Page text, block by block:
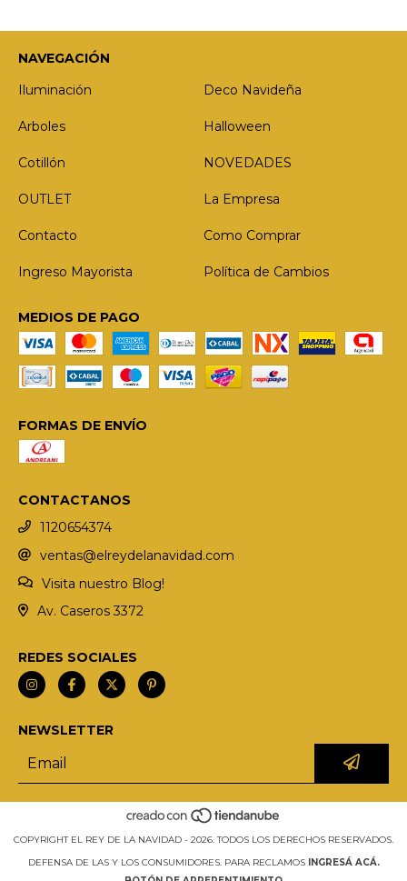
NAVEGACIÓN
Iluminación
Deco Navideña
Arboles Halloween
Cotillón NOVEDADES
OUTLET La Empresa
Contacto Como Comprar
Ingreso Mayorista Política de Cambios
MEDIOS DE PAGO
FORMAS DE ENVÍO
CONTACTANOS
1120654374
ventas@elreydelanavidad.com
Visita nuestro Blog!
Av. Caseros 3372
REDES SOCIALES
NEWSLETTER
COPYRIGHT EL REY DE LA NAVIDAD - 2026. TODOS LOS DERECHOS RESERVADOS.
DEFENSA DE LAS Y LOS CONSUMIDORES. PARA RECLAMOS INGRESÁ ACÁ.